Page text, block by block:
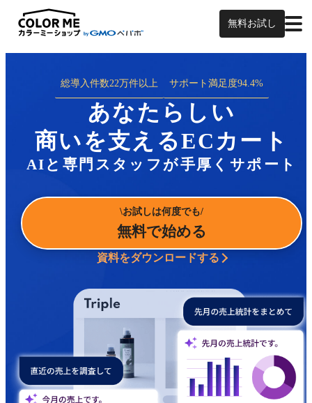
無料お試し
総導入件数22万件以上 サポート満足度94.4%
あなたらしい
商いを支えるECカート
AIと専門スタッフが手厚くサポート
お試しは何度でも
無料で始める
資料をダウンロードする